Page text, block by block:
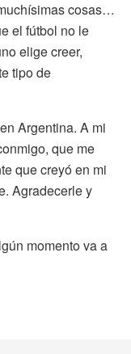
cosas…
el fútbol no le
elige creer,
tipo de
Argentina. A mi
que me
que creyó en mi
Agradecerle y
momento va a